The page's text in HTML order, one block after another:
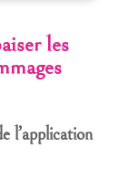
les
l’application